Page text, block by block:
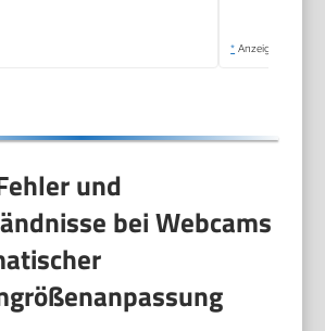
* Anzeige
und
bei Webcams